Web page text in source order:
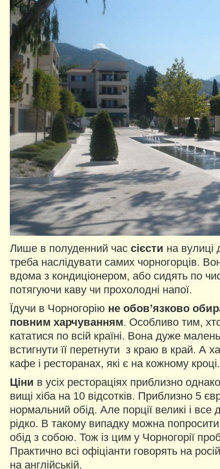
Лише в полуденний час сієсти на вулиці
треба наслідувати самих чорногорців.
вдома з кондиціонером, або сидять по
потягуючи каву чи прохолодні напої.
Їдучи в Чорногорію не обов’язково
повним харчуванням. Особливо тим,
кататися по всій країні. Вона дуже
встигнути її перетнути з краю в край. А
кафе і ресторанах, які є на кожному кроці.
Ціни в усіх рестораціях приблизно
вищі хіба на 10 відсотків. Приблизно 5
нормальний обід. Але порції великі і все
рідко. В такому випадку можна
обід з собою. Тож із цим у Чорногорії
Практично всі офіціанти говорять на
на англійській.